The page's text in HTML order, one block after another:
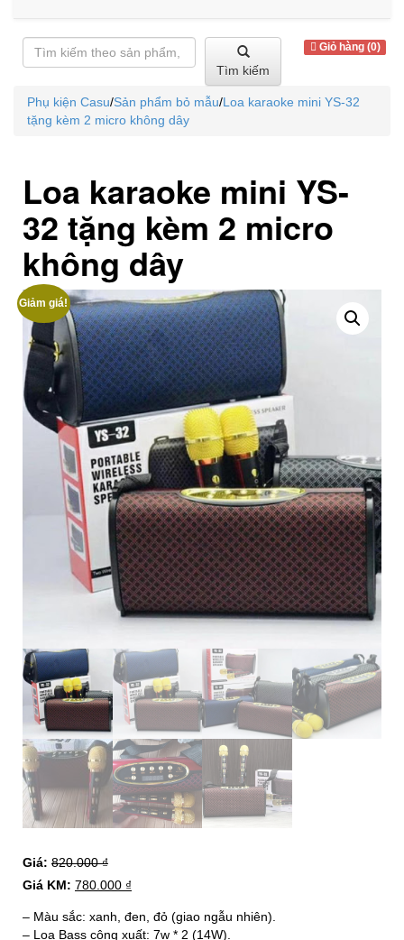
Tìm kiếm
Giỏ hàng (0)
Phụ kiện Casu/Sản phẩm bỏ mẫu/Loa karaoke mini YS-32
tặng kèm 2 micro không dây
Loa karaoke mini YS-
32 tặng kèm 2 micro
không dây
Giảm giá!
Giá: 820.000₫
Giá KM: 780.000 ₫
– Màu sắc: xanh, đen, đỏ (giao ngẫu nhiên).
– Loa Bass công xuất: 7w * 2 (14W).